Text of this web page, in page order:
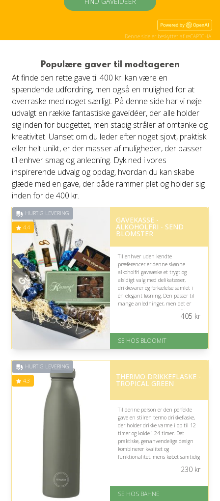
Denne side er beskyttet af reCAPTCHA.
Populære gaver til modtageren
At finde den rette gave til 400 kr. kan være en
spændende udfordring, men også en mulighed for at
overraske med noget særligt. På denne side har vi nøje
udvalgt en række fantastiske gaveidéer, der alle holder
sig inden for budgettet, men stadig stråler af omtanke og
kreativitet. Uanset om du leder efter noget sjovt, praktisk
eller helt unikt, er der masser af muligheder, der passer
til enhver smag og anledning. Dyk ned i vores
inspirerende udvalg og opdag, hvordan du kan skabe
glæde med en gave, der både rammer plet og holder sig
inden for de 400 kr.
HURTIG LEVERING
4.4
GAVEKASSE -
ALKOHOLFRI - SEND
BLOMSTER
Til enhver uden kendte
præferencer er denne skønne
alkoholfri gaveæske et trygt og
alsidigt valg med delikatesser,
drikkevarer og forkælelse samlet i
én elegant løsning. Den passer til
mange anledninger, men det er
værd at være opmærksom på, om
modtageren foretrækker alkohol.
På lager
Levering: samme dag eller efter
Fremragende Trustpilot rating
405 kr
SE HOS BLOOMIT
HURTIG LEVERING
4.3 THERMO DRIKKEFLASKE -
TROPICAL GREEN
Til denne person er den perfekte
gave en stilren termo drikkeflaske,
der holder drikke varme i op til 12
timer og kolde i 24 timer. Det
praktiske, genanvendelige design
kombinerer kvalitet og
funktionalitet, mens købet samtidig
På lager
Levering: 1-3 hverdage
230kr
SE HOS BAHNE